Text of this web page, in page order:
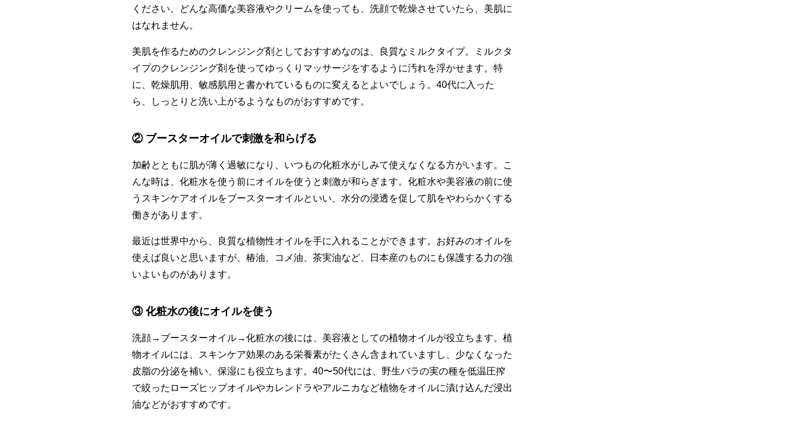
ください。どんな高価な美容液やクリームを使っても、洗顔で乾燥させていたら、美肌に
はなれません。
美肌を作るためのクレンジング剤としておすすめなのは、良質なミルクタイプ。ミルクタ
イプのクレンジング剤を使ってゆっくりマッサージをするように汚れを浮かせます。特
に、乾燥肌用、敏感肌用と書かれているものに変えるとよいでしょう。40代に入った
ら、しっとりと洗い上がるようなものがおすすめです。
② ブースターオイルで刺激を和らげる
加齢とともに肌が薄く過敏になり、いつもの化粧水がしみて使えなくなる方がいます。こ
んな時は、化粧水を使う前にオイルを使うと刺激が和らぎます。化粧水や美容液の前に使
うスキンケアオイルをブースターオイルといい、水分の浸透を促して肌をやわらかくする
働きがあります。
最近は世界中から、良質な植物性オイルを手に入れることができます。お好みのオイルを
使えば良いと思いますが、椿油、コメ油、茶実油など、日本産のものにも保護する力の強
いよいものがあります。
③ 化粧水の後にオイルを使う
洗顔→ブースターオイル→化粧水の後には、美容液としての植物オイルが役立ちます。植
物オイルには、スキンケア効果のある栄養素がたくさん含まれていますし、少なくなった
皮脂の分泌を補い、保湿にも役立ちます。40〜50代には、野生バラの実の種を低温圧搾
で絞ったローズヒップオイルやカレンドラやアルニカなど植物をオイルに漬け込んだ浸出
油などがおすすめです。